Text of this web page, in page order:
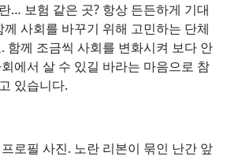
… 보험 같은 곳? 항상 든든하게 기대
사회를 바꾸기 위해 고민하는 단체
함께 조금씩 사회를 변화시켜 보다 안
에서 살 수 있길 바라는 마음으로 참
있습니다.